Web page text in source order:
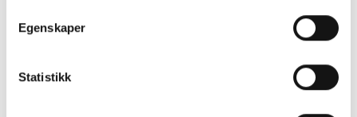
Egenskaper
Statistikk
Telefon: